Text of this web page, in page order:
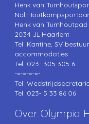
Henk van
Nol
Henk van Turnhoutpad
2034 JL Haarlem
Tel. Kantine, SV
accommodaties
Tel. 023- 305 305 6
-=-=-=-=-
Tel.
Tel. 023- 5 33 86 06
Over Olympia